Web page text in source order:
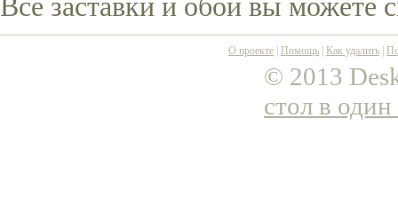
Все заставки и обои вы можете
О проекте Помощь Как удалить
© 2013
стол в